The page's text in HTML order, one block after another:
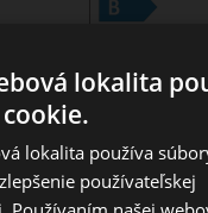
lokalita
lokalita používa
používateľskej